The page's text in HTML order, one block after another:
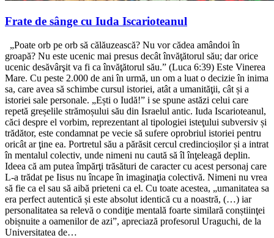
Frate de sânge cu Iuda Iscarioteanul
„Poate orb pe orb să călăuzească? Nu vor cădea amândoi în
groapă? Nu este ucenic mai presus decât învăţătorul său; dar orice
ucenic desăvârşit va fi ca învăţătorul său.” (Luca 6:39) Este Vinerea
Mare. Cu peste 2.000 de ani în urmă, un om a luat o decizie în inima
sa, care avea să schimbe cursul istoriei, atât a umanităţii, cât și a
istoriei sale personale. „Ești o Iudă!” i se spune astăzi celui care
repetă greșelile strămoșului său din Israelul antic. Iuda Iscarioteanul,
căci despre el vorbim, reprezentant al tipologiei isteţului subversiv și
trădător, este condamnat pe vecie să sufere oprobriul istoriei pentru
oricât ar ţine ea. Portretul său a părăsit cercul credincioșilor și a intrat
în mentalul colectiv, unde nimeni nu caută să îl înţeleagă deplin.
Ideea că am putea împărţi trăsături de caracter cu acest personaj care
L-a trădat pe Iisus nu încape în imaginaţia colectivă. Nimeni nu vrea
să fie ca el sau să aibă prieteni ca el. Cu toate acestea, „umanitatea sa
era perfect autentică și este absolut identică cu a noastră, (…) iar
personalitatea sa relevă o condiţie mentală foarte similară conștiinţei
obișnuite a oamenilor de azi”, apreciază profesorul Uraguchi, de la
Universitatea de…